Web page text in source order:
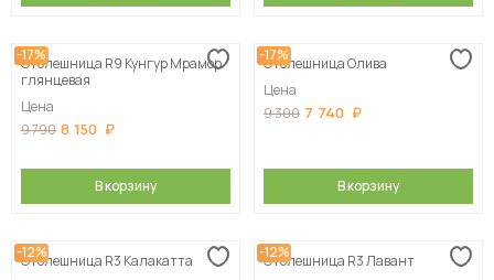
-17%
Столешница R9 Кунгур Мрамор
глянцевая
Цена
9 790 8 150
В корзину
-17%
Столешница Олива
Цена
9 300 7 740
В корзину
-12%
Столешница R3 Калакатта
-12%
Столешница R3 Лавант